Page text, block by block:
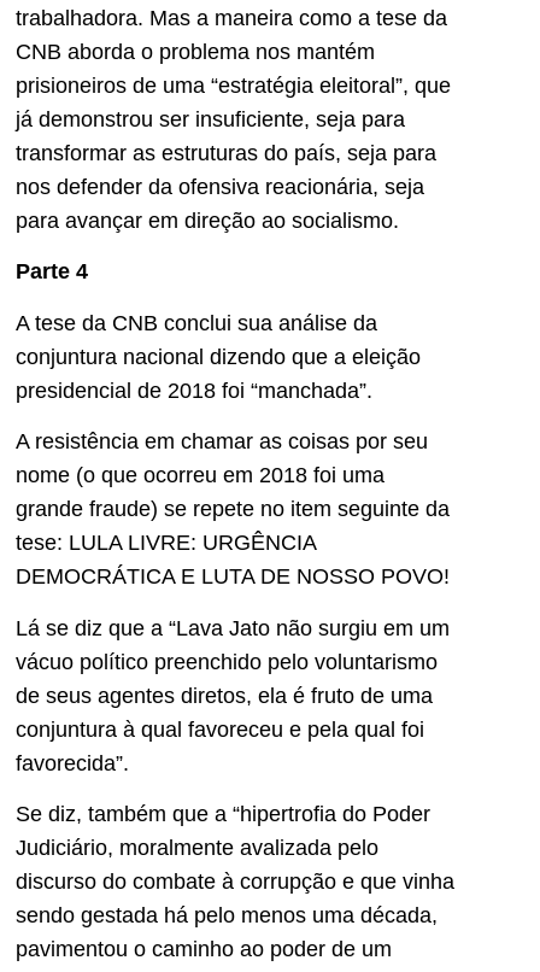
trabalhadora. Mas a maneira como a tese da
CNB aborda o problema nos mantém
prisioneiros de uma “estratégia eleitoral”, que
já demonstrou ser insuficiente, seja para
transformar as estruturas do país, seja para
nos defender da ofensiva reacionária, seja
para avançar em direção ao socialismo.
Parte 4
A tese da CNB conclui sua análise da
conjuntura nacional dizendo que a eleição
presidencial de 2018 foi “manchada”.
A resistência em chamar as coisas por seu
nome (o que ocorreu em 2018 foi uma
grande fraude) se repete no item seguinte da
tese: LULA LIVRE: URGÊNCIA
DEMOCRÁTICA E LUTA DE NOSSO POVO!
Lá se diz que a “Lava Jato não surgiu em um
vácuo político preenchido pelo voluntarismo
de seus agentes diretos, ela é fruto de uma
conjuntura à qual favoreceu e pela qual foi
favorecida”.
Se diz, também que a “hipertrofia do Poder
Judiciário, moralmente avalizada pelo
discurso do combate à corrupção e que vinha
sendo gestada há pelo menos uma década,
pavimentou o caminho ao poder de um